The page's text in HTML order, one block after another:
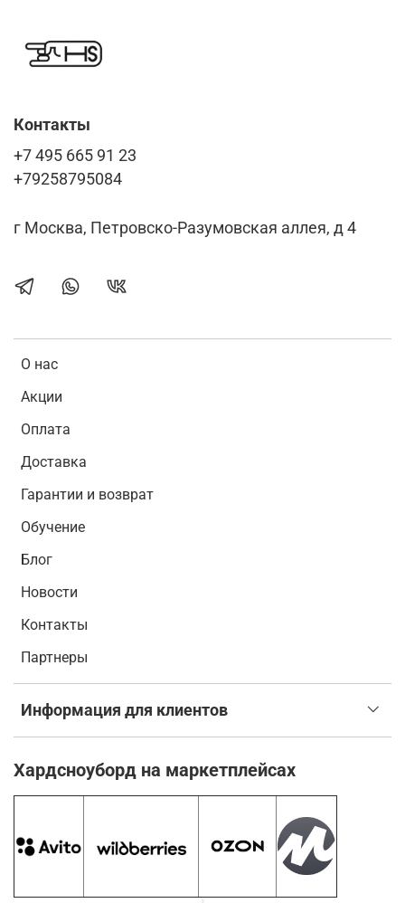
О нас
Акции
Оплата
Доставка
Гарантии и возврат
Обучение
Блог
Новости
Контакты
Партнеры
Информация для клиентов
Контакты
+7 495 665 91 23
+79258795084
г Москва, Петровско-Разумовская аллея, д 4
Хардсноуборд на маркетплейсах